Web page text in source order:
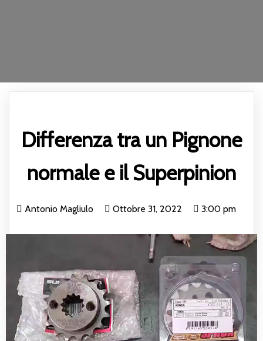
Differenza tra un Pignone
normale e il Superpinion
Antonio Magliulo Ottobre 31, 2022 3:00 pm